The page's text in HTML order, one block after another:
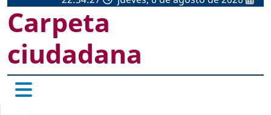
Carpeta
ciudadana